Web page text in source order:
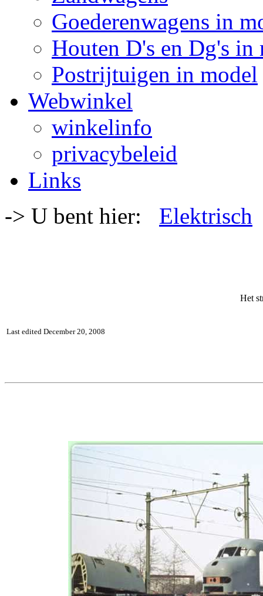
Goederenwagens in
Houten D's en Dg's in
Postrijtuigen in model
Webwinkel
winkelinfo
privacybeleid
Links
-> U bent hier: Elektrisch
Het
Last edited December 20, 2008